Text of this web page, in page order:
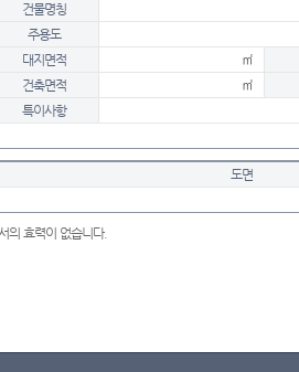
건물명칭
주용도
대지면적
㎡
건축면적
㎡
특이사항
도면
의 효력이 없습니다.